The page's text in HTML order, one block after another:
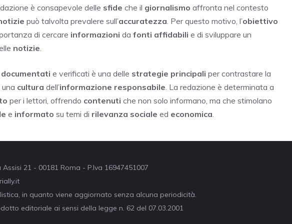
è consapevole delle sfide che il giornalismo affronta nel contesto
può talvolta prevalere sull’accuratezza . Per questo motivo, l’obiettivo
di cercare informazioni da fonti affidabili e di sviluppare un
notizie
e verificati è una delle strategie principali per contrastare la
cultura dell’informazione responsabile . La redazione è determinata a
per i lettori, offrendo contenuti che non solo informano, ma che stimolano
e informato su temi di rilevanza sociale ed economica
21 - 00181 Roma - P.Iva 16947451007
in quanto viene aggiornato senza alcuna periodicità.
editoriale ai sensi della legge n. 62 del 07.03.2001